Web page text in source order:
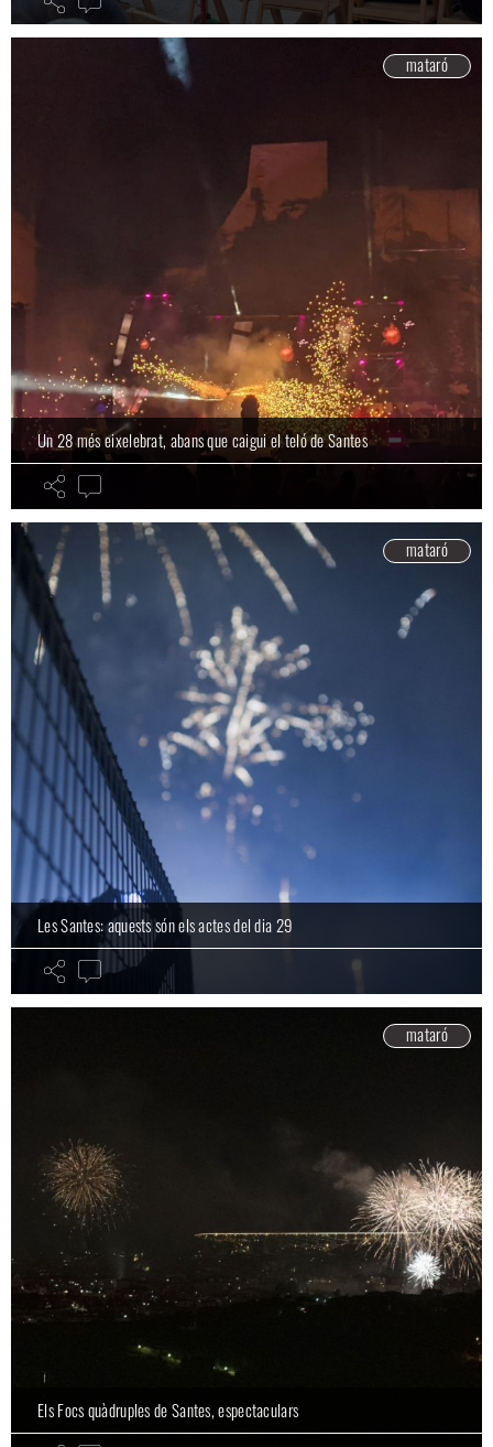
mataró
Un 28 més eixelebrat, abans que caigui el teló de Santes
mataró
Les Santes: aquests són els actes del dia 29
mataró
Els Focs quàdruples de Santes, espectaculars